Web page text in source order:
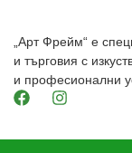
„Арт Фрейм“ е
и търговия с
и професионални